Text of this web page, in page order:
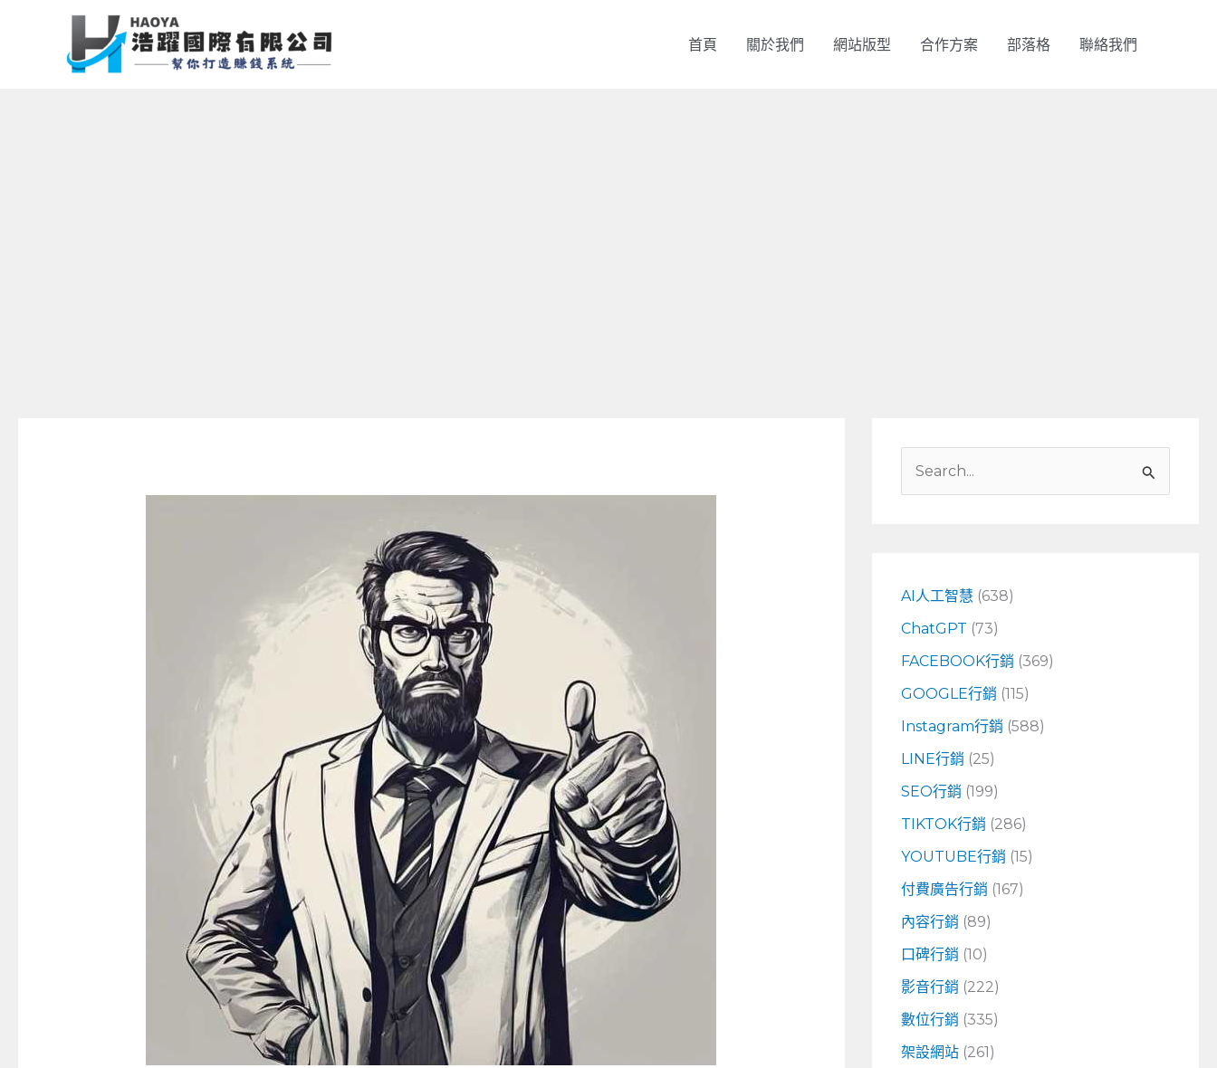
首頁 關於我們 網站版型 合作方案 部落格 聯絡我們
字
:
AI人工智慧 (638)
ChatGPT (73)
FACEBOOK行銷 (369)
GOOGLE行銷 (115)
Instagram行銷 (588)
LINE行銷 (25)
SEO行銷 (199)
TIKTOK行銷 (286)
YOUTUBE行銷 (15)
付費廣告行銷 (167)
內容行銷 (89)
口碑行銷 (10)
影音行銷 (222)
數位行銷 (335)
架設網站(261)